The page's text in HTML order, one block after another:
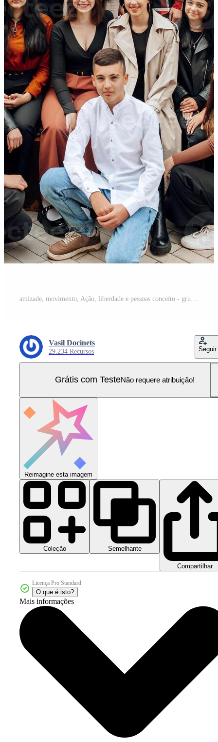
Vasil Docinets
29.234 Recursos Seguir
Grátis com TesteNão requere atribuição!
Reimagine esta imagem
Coleção Semelhante
Compartilhar
Licença Pro Standard
O que é isto?
Mais informações